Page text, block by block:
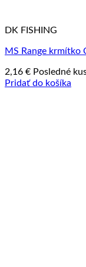
DK FISHING
MS Range krmítko
2,16 € Posledné
Pridať do košíka